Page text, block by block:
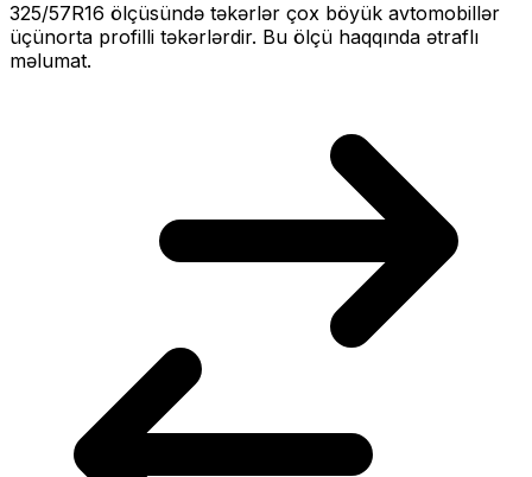
325/57R16 ölçüsündə təkərlər çox böyük avtomobillər
üçünorta profilli təkərlərdir. Bu ölçü haqqında ətraflı
məlumat.